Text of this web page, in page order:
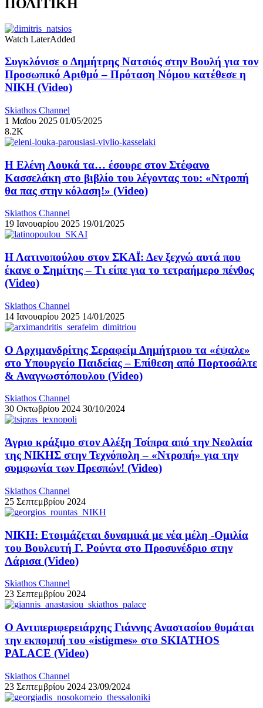
ΠΟΛΙΤΙΚΗ
Watch LaterAdded
Συγκλόνισε ο Δημήτρης Νατσιός στην Βουλή για τον
Προσωπικό Αριθμό – Πρόταση Νόμου κατέθεσε η
ΝΙΚΗ (Video)
Skiathos Channel
1 Μαΐου 2025 01/05/2025
8.2K
Η Ελένη Λουκά τα… έσουρε στον Στέφανο
Κασσελάκη στο βιβλίο του λέγοντας του: «Ντροπή
θα πας στην κόλαση!» (Video)
Skiathos Channel
19 Ιανουαρίου 2025 19/01/2025
Η Λατινοπούλου στον ΣΚΑΪ: Δεν ξεχνώ αυτά που
έκανε ο Σημίτης – Τι είπε για το τετραήμερο πένθος
(Video)
Skiathos Channel
14 Ιανουαρίου 2025 14/01/2025
Ο Αρχιμανδρίτης Σεραφείμ Δημήτριου τα «έψαλε»
στο Υπουργείο Παιδείας – Επίθεση από Πορτοσάλτε
& Αναγνωστόπουλου (Video)
Skiathos Channel
30 Οκτωβρίου 2024 30/10/2024
Άγριο κράξιμο στον Αλέξη Τσίπρα από την Νεολαία
της ΝΙΚΗΣ στην Τεχνόπολη – «Ντροπή» για την
συμφωνία των Πρεσπών! (Video)
Skiathos Channel
25 Σεπτεμβρίου 2024
ΝΙΚΗ: Ετοιμάζεται δυναμικά με νέα μέλη -Ομιλία
του Βουλευτή Γ. Ρούντα στο Προσυνέδριο στην
Λάρισα (Video)
Skiathos Channel
23 Σεπτεμβρίου 2024
Ο Αντιπεριφερειάρχης Γιάννης Αναστασίου θυμάται
την εκπομπή του «istigmes» στο SKIATHOS
PALACE (Video)
Skiathos Channel
23 Σεπτεμβρίου 2024 23/09/2024